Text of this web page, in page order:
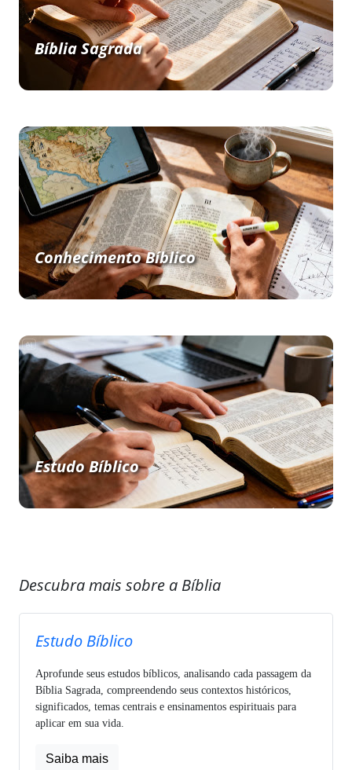
Bíblia Sagrada
Conhecimento Bíblico
Estudo Bíblico
Descubra mais sobre a Bíblia
Estudo Bíblico
Aprofunde seus estudos bíblicos, analisando cada passagem da
Bíblia Sagrada, compreendendo seus contextos históricos,
significados, temas centrais e ensinamentos espirituais para
aplicar em sua vida.
Saiba mais